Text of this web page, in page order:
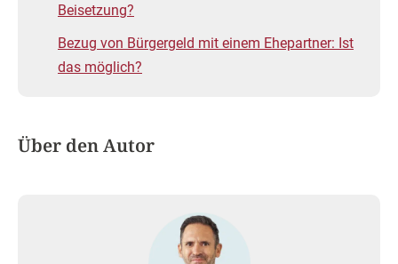
Beisetzung?
Bezug von Bürgergeld mit einem Ehepartner: Ist
das möglich?
Über den Autor